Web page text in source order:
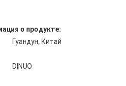
о продукте:
Гуандун, Китай
DINUO